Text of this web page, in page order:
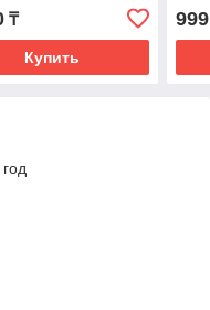
₸
Купить